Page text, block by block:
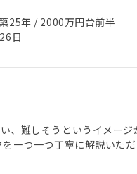
25年 / 2000万円台前半
日
、難しそうというイメー
一つ一つ丁寧に解説いた